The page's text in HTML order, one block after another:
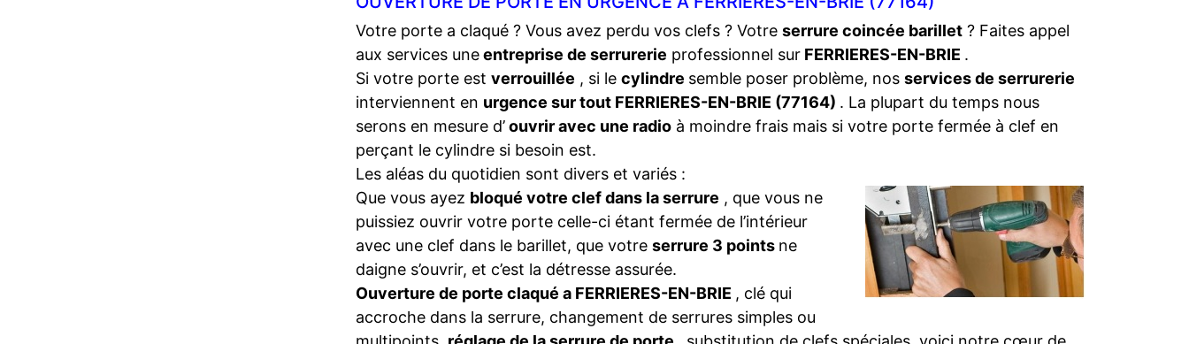
Votre porte a claqué ? Vous avez perdu vos clefs ? Votre serrure coincée barillet ? Faites appel
aux services uneentreprise de serrurerie professionnel sur FERRIERES-EN-BRIE .
Si votre porte est verrouillée , si le cylindre semble poser problème, nos services de serrurerie
interviennent en urgence sur tout FERRIERES-EN-BRIE (77164) . La plupart du temps nous
serons en mesure d’ouvrir avec une radio à moindre frais mais si votre porte fermée à clef en
perçant le cylindre si besoin est.
Les aléas du quotidien sont divers et variés :
Que vous ayez bloqué votre clef dans la serrure , que vous ne
puissiez ouvrir votre porte celle-ci étant fermée de l’intérieur
avec une clef dans le barillet, que votre serrure 3 points ne
daigne s’ouvrir, et c’est la détresse assurée.
Ouverture de porte claqué a FERRIERES-EN-BRIE , clé qui
accroche dans la serrure, changement de serrures simples ou